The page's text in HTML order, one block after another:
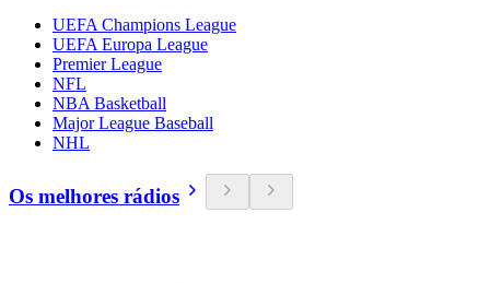
UEFA Champions League
UEFA Europa League
Premier League
NFL
NBA Basketball
Major League Baseball
NHL
Os melhores rádios